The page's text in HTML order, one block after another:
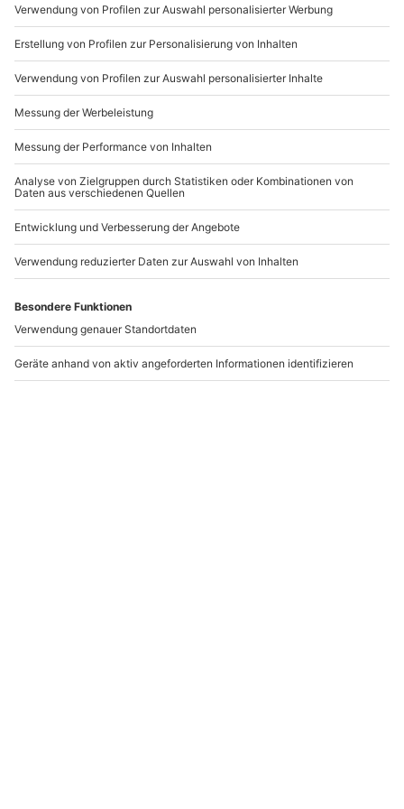
Mo-Fr: 9-17 Uhr
b2b@mydays.de
www.b2b.mydays.de/
Artikelnummer:57756
Andere Produkte entdecken
-15% CLUB DEAL
Magie Show
-15% CLUB DEAL
Magie Show Lüneburg